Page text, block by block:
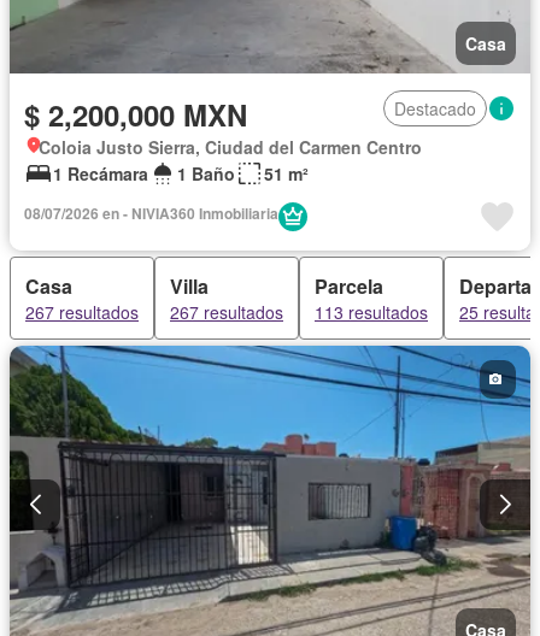
Casa
$ 2,200,000 MXN
Destacado
Coloia Justo Sierra, Ciudad del Carmen Centro
1 Recámara
1 Baño 51 m²
08/07/2026 en - NIVIA360 Inmobiliaria
Casa
267 resultados
Villa
267 resultados
Parcela
113 resultados 25
Casa